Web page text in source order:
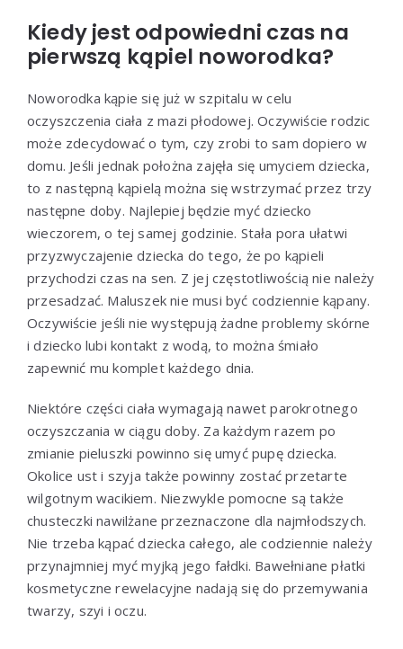
Kiedy jest odpowiedni czas na
pierwszą kąpiel noworodka?
Noworodka kąpie się już w szpitalu w celu
oczyszczenia ciała z mazi płodowej. Oczywiście rodzic
może zdecydować o tym, czy zrobi to sam dopiero w
domu. Jeśli jednak położna zajęła się umyciem dziecka,
to z następną kąpielą można się wstrzymać przez trzy
następne doby. Najlepiej będzie myć dziecko
wieczorem, o tej samej godzinie. Stała pora ułatwi
przyzwyczajenie dziecka do tego, że po kąpieli
przychodzi czas na sen. Z jej częstotliwością nie należy
przesadzać. Maluszek nie musi być codziennie kąpany.
Oczywiście jeśli nie występują żadne problemy skórne
i dziecko lubi kontakt z wodą, to można śmiało
zapewnić mu komplet każdego dnia.
Niektóre części ciała wymagają nawet parokrotnego
oczyszczania w ciągu doby. Za każdym razem po
zmianie pieluszki powinno się umyć pupę dziecka.
Okolice ust i szyja także powinny zostać przetarte
wilgotnym wacikiem. Niezwykle pomocne są także
chusteczki nawilżane przeznaczone dla najmłodszych.
Nie trzeba kąpać dziecka całego, ale codziennie należy
przynajmniej myć myjką jego fałdki. Bawełniane płatki
kosmetyczne rewelacyjne nadają się do przemywania
twarzy, szyi i oczu.